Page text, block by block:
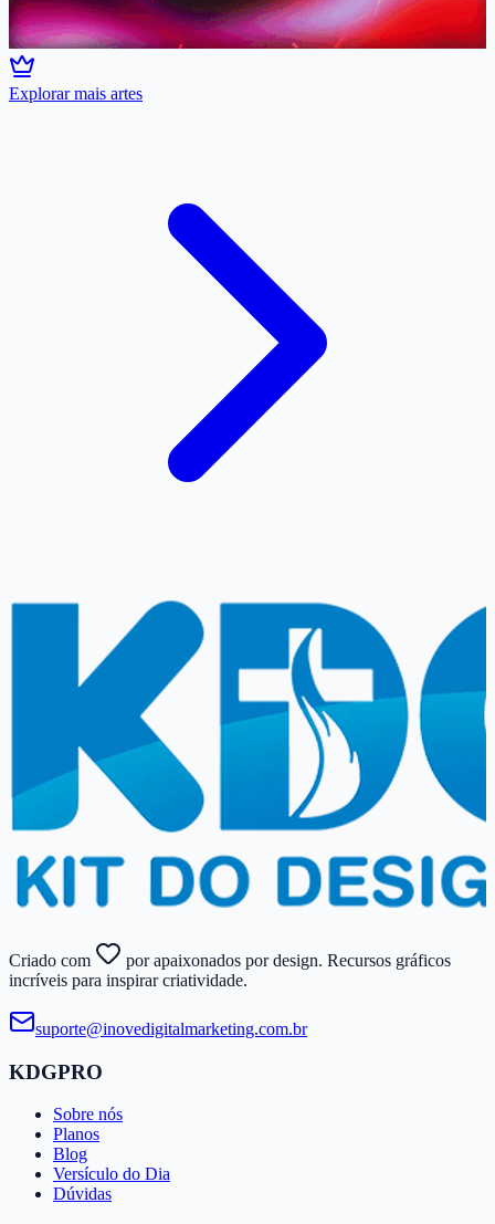
Explorar mais artes
Criado com
por apaixonados por design. Recursos gráficos
incríveis para inspirar criatividade.
suporte@​inovedigitalmarketing.​com.​br
KDGPRO
Sobre nós
Planos
Blog
Versículo do Dia
Dúvidas